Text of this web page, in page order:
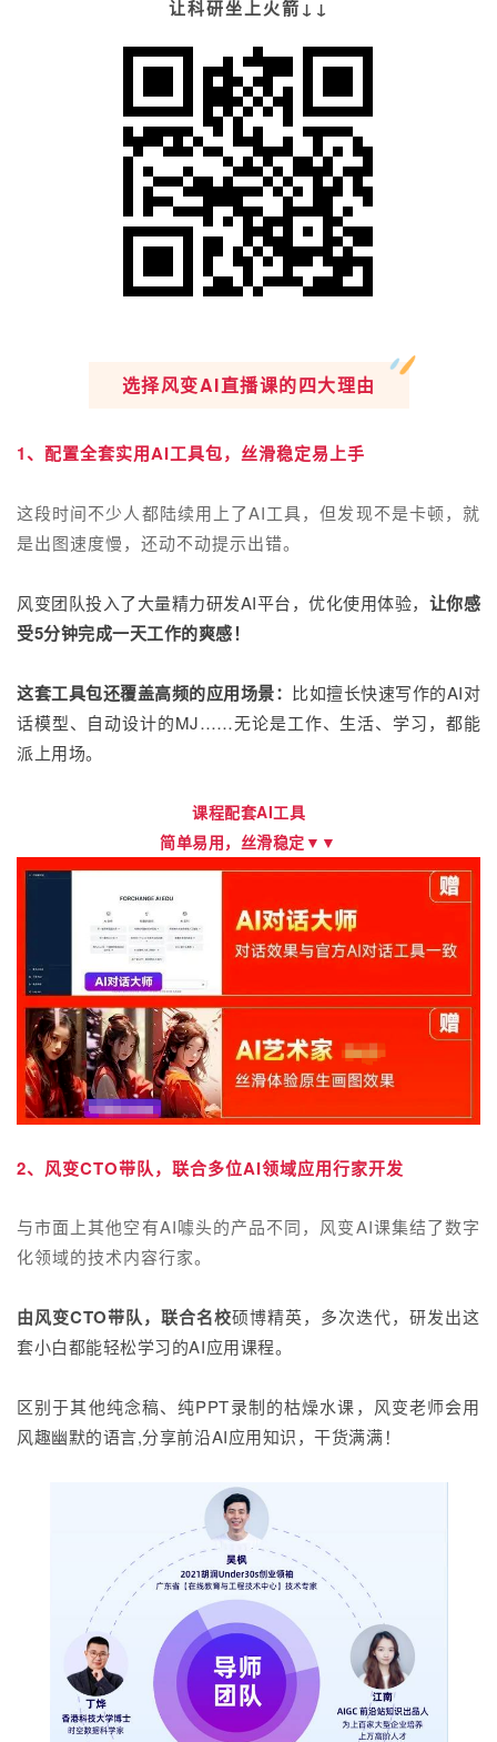
让科研坐上火箭↓↓
选择风变AI直播课的四大理由
1、配置全套实用AI工具包，丝滑稳定易上手
这段时间不少人都陆续用上了AI工具，但发现不是卡顿，就
是出图速度慢，还动不动提示出错。
风变团队投入了大量精力研发AI平台，优化使用体验， 让你感
受5分钟完成一天工作的爽感！
这套工具包还覆盖高频的应用场景： 比如擅长快速写作的AI对
话模型、自动设计的MJ……无论是工作、生活、学习，都能
派上用场。
课程配套AI工具
简单易用，丝滑稳定▼▼
2、风变CTO带队，联合多位AI领域应用行家开发
与市面上其他空有AI噱头的产品不同，风变AI课集结了数字
化领域的技术内容行家。
由风变CTO带队，联合名校硕博精英，多次迭代，研发出这
套小白都能轻松学习的AI应用课程。
区别于其他纯念稿、纯PPT录制的枯燥水课，风变老师会用
风趣幽默的语言,分享前沿AI应用知识，干货满满！